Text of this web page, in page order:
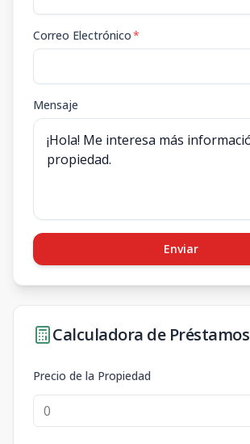
Correo Electrónico*
Mensaje
Enviar
Calculadora de Préstamos
Precio de la Propiedad